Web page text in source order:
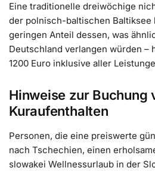
Eine traditionelle dreiwöchige
der polnisch-baltischen Baltiksee
geringen Anteil dessen, was
Deutschland verlangen würden –
1200 Euro inklusive aller
Hinweise zur Buchung
Kuraufenthalten
Personen, die eine preiswerte
nach Tschechien, einen
slowakei Wellnessurlaub in der